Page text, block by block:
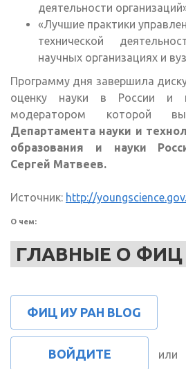
деятельности
«Лучшие практики
технической
научных организациях и
Программу дня завершила
оценку науки в России и
модератором которой
Департамента науки и
образования и науки
Сергей Матвеев.
Источник: http://
О чем:
ГЛАВНЫЕ О ФИЦ
ФИЦ ИУ РАН BLOG
ВОЙДИТЕ или